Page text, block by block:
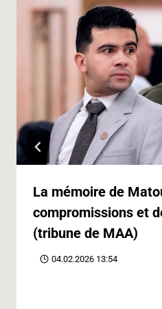
La mémoire de
compromissions et
(tribune de MAA)
04.02.2026 13:54